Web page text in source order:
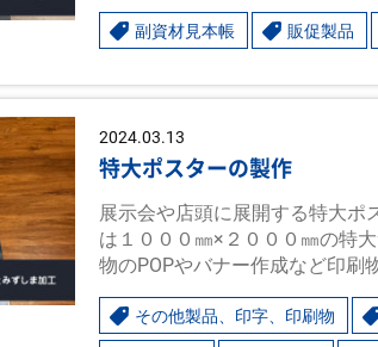
副資材見本帳 販促製品
2024.03.13
特大ポスターの製作
展示会や店頭に展開する特大ポ
は１０００㎜×２０００㎜の特
物のPOPやバナー作成など印刷
その他製品、印字、印刷物